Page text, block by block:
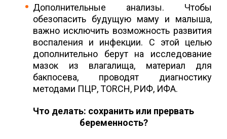
Дополнительные анализы. Чтобы
обезопасить будущую маму и малыша,
важно исключить возможность развития
воспаления и инфекции. С этой целью
дополнительно берут на исследование
мазок из влагалища, материал для
бакпосева, проводят диагностику
методами ПЦР, TORCH, РИФ, ИФА.
Что делать: сохранить или прервать
беременность?